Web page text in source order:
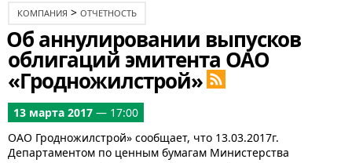
КОМПАНИЯ > ОТЧЕТНОСТЬ
Об аннулировании выпусков
облигаций эмитента ОАО
«Гродножилстрой»
13 марта 2017 — 17:00
ОАО Гродножилстрой» сообщает, что 13.03.2017г.
Департаментом по ценным бумагам Министерства